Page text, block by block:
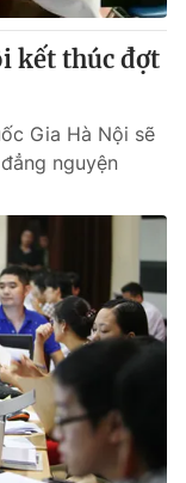
kết thúc đợt
Gia Hà Nội sẽ
nguyện